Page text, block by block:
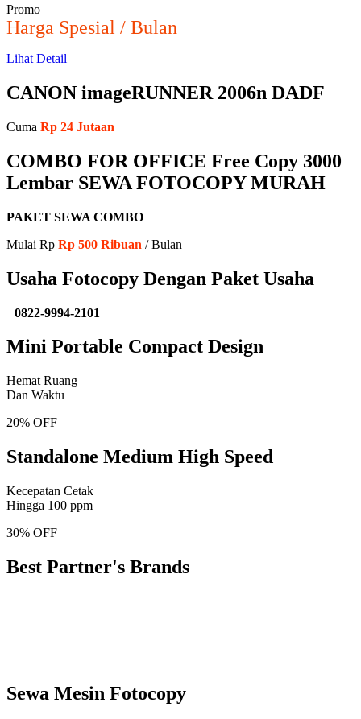
Promo
Harga Spesial / Bulan
Lihat Detail
CANON imageRUNNER 2006n DADF
Cuma Rp 24 Jutaan
COMBO FOR OFFICE Free Copy 3000
Lembar SEWA FOTOCOPY MURAH
PAKET SEWA COMBO
Mulai Rp Rp 500 Ribuan / Bulan
Usaha Fotocopy Dengan Paket Usaha
0822-9994-2101
Mini Portable Compact Design
Hemat Ruang
Dan Waktu
20% OFF
Standalone Medium High Speed
Kecepatan Cetak
Hingga 100 ppm
30% OFF
Best Partner's Brands
Sewa Mesin Fotocopy